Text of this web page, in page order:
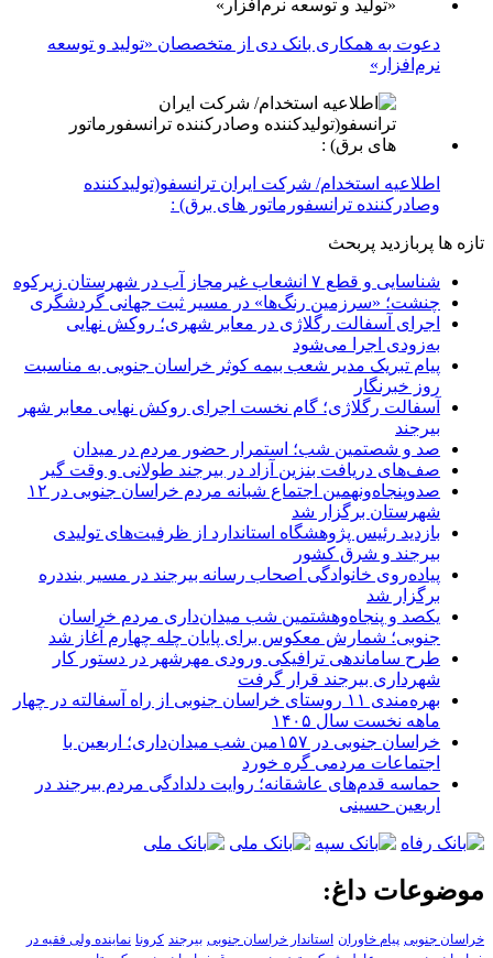
دعوت به همکاری بانک دی از متخصصان «تولید و توسعه
نرم‌افزار»
اطلاعیه استخدام/ شرکت ایران ترانسفو(تولیدکننده
وصادرکننده ترانسفورماتور های برق) :
تازه ها پربازدید پربحث
شناسایی و قطع ۷ انشعاب غیرمجاز آب در شهرستان زیرکوه
چنشت؛ «سرزمین رنگ‌ها» در مسیر ثبت جهانی گردشگری
اجرای آسفالت رگلاژی در معابر شهری؛ روکش نهایی
به‌زودی اجرا می‌شود
پیام تبریک مدیر شعب بیمه کوثر خراسان جنوبی به مناسبت
روز خبرنگار
آسفالت رگلاژی؛ گام نخست اجرای روکش نهایی معابر شهر
بیرجند
صد و شصتمین شب؛ استمرار حضور مردم در میدان
صف‌های دریافت بنزین آزاد در بیرجند طولانی و وقت گیر
صدوپنجاه‌ونهمین اجتماع شبانه مردم خراسان جنوبی در ۱۲
شهرستان برگزار شد
بازدید رئیس پژوهشگاه استاندارد از ظرفیت‌های تولیدی
بیرجند و شرق کشور
پیاده‌روی خانوادگی اصحاب رسانه بیرجند در مسیر بنددره
برگزار شد
یکصد و پنجاه‌وهشتمین شب میدان‌داری مردم خراسان
جنوبی؛ شمارش معکوس برای پایان چله چهارم آغاز شد
طرح ساماندهی ترافیکی ورودی مهرشهر در دستور کار
شهرداری بیرجند قرار گرفت
بهره‌مندی ۱۱ روستای خراسان جنوبی از راه آسفالته در چهار
ماهه نخست سال ۱۴۰۵
خراسان جنوبی در ۱۵۷مین شب میدان‌داری؛ اربعین با
اجتماعات مردمی گره خورد
حماسه قدم‌های عاشقانه؛ روایت دلدادگی مردم بیرجند در
اربعین حسینی
موضوعات داغ:
خراسان جنوبی پیام خاوران استاندار خراسان جنوبی بیرجند کرونا نماینده ولی فقیه در